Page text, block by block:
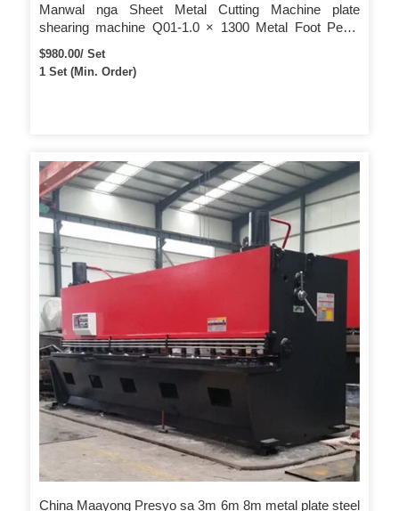
Manwal nga Sheet Metal Cutting Machine plate
shearing machine Q01-1.0 × 1300 Metal Foot Pedal
Shearing Machine
$980.00/ Set
1 Set (Min. Order)
China Maayong Presyo sa 3m 6m 8m metal plate steel